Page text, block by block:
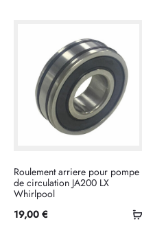
Roulement arriere pour pompe
de circulation JA200 LX
Whirlpool
19,00 €